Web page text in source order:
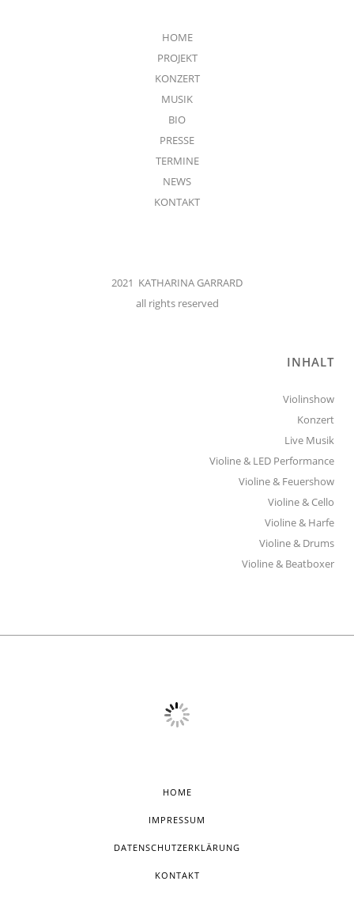
HOME
PROJEKT
KONZERT
MUSIK
BIO
PRESSE
TERMINE
NEWS
KONTAKT
2021 KATHARINA GARRARD
all rights reserved
INHALT
Violinshow
Konzert
Live Musik
Violine & LED Performance
Violine & Feuershow
Violine & Cello
Violine & Harfe
Violine & Drums
Violine & Beatboxer
HOME
IMPRESSUM
DATENSCHUTZERKLÄRUNG
KONTAKT